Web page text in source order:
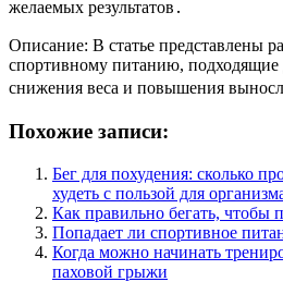
желаемых результатов․
Описание: В статье представлены
спортивному питанию, подходящие
снижения веса и повышения
Похожие записи:
Бег для похудения: сколько
худеть с пользой для
Как правильно бегать, чтобы
Попадает ли спортивное
Когда можно начинать
паховой грыжи